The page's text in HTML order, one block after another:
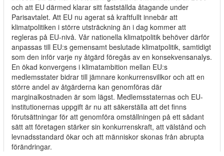
och att EU därmed klarar sitt fastställda åtagande under
Parisavtalet. Att EU nu agerat så kraftfullt innebär att
klimatpolitiken i större utsträckning än i dag kommer att
regleras på EU-nivå. Vår nationella klimatpolitik behöver därför
anpassas till EU:s gemensamt beslutade klimatpolitik, samtidigt
som den inför varje ny åtgärd föregås av en konsekvensanalys.
En ökad konvergens i klimatambition mellan EU:s
medlemsstater bidrar till jämnare konkurrensvillkor och att en
större andel av åtgärderna kan genomföras där
marginalkostnaden är som lägst. Medlemsstaternas och EU-
institutionernas uppgift är nu att säkerställa att det finns
förutsättningar för att genomföra omställningen på ett sådant
sätt att företagen stärker sin konkurrenskraft, att välstånd och
levnadsstandard ökar och att människor skonas från abrupta
förändringar.